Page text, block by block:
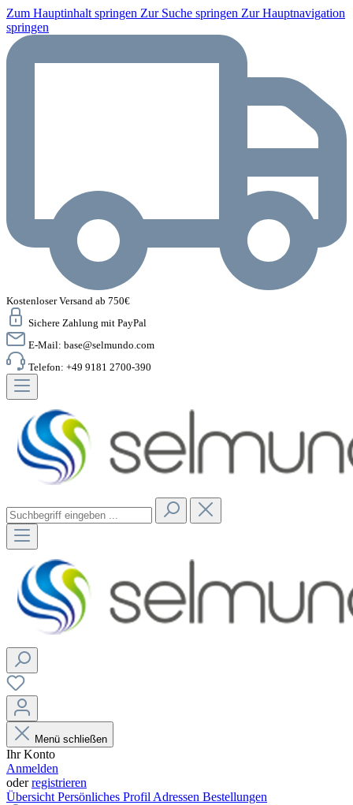
Zum Hauptinhalt springen Zur Suche springen Zur Hauptnavigation
springen
Kostenloser Versand ab 750€
Sichere Zahlung mit PayPal
E-Mail: base@selmundo.com
Telefon: +49 9181 2700-390
Menü schließen
Ihr Konto
Anmelden
oderregistrieren
Übersicht Persönliches Profil Adressen Bestellungen